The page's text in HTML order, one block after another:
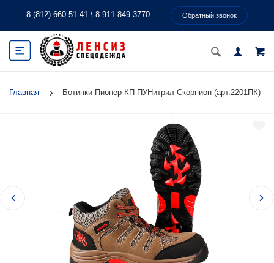
8 (812) 660-51-41 \ 8-911-849-3770 Обратный звонок
Главная Ботинки Пионер КП ПУНитрил Скорпион (арт.2201ПК)